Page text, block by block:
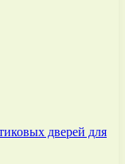
дверей для